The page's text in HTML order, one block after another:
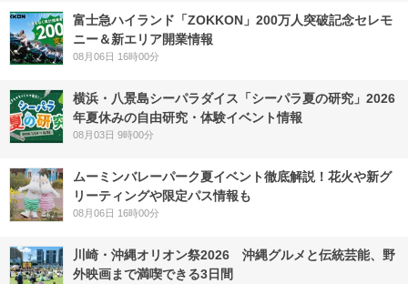
富士急ハイランド「ZOKKON」200万人突破記念セレモ
ニー＆新エリア開業情報
08月06日 16時00分
横浜・八景島シーパラダイス「シーパラ夏の研究」2026
年夏休みの自由研究・体験イベント情報
08月03日 9時00分
ムーミンバレーパーク夏イベント徹底解説！花火や新グ
リーティングや限定パス情報も
08月06日 16時00分
川崎・沖縄オリオン祭2026 沖縄グルメと伝統芸能、野
外映画まで満喫できる3日間